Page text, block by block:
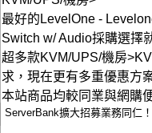
最好的LevelOne -
Switch w/ Audio採購選擇
超多款KVM/UPS/機房
求，現在更有多重優惠方
本站商品均較同業與網購
ServerBank擴大招募業務同仁！